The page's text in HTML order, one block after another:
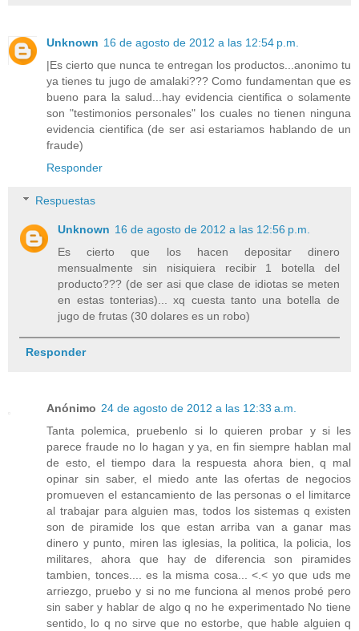
Unknown 16 de agosto de 2012 a las 12:54 p.m.
|Es cierto que nunca te entregan los productos...anonimo tu
ya tienes tu jugo de amalaki??? Como fundamentan que es
bueno para la salud...hay evidencia cientifica o solamente
son "testimonios personales" los cuales no tienen ninguna
evidencia cientifica (de ser asi estariamos hablando de un
fraude)
Responder
Respuestas
Unknown 16 de agosto de 2012 a las 12:56 p.m.
Es cierto que los hacen depositar dinero
mensualmente sin nisiquiera recibir 1 botella del
producto??? (de ser asi que clase de idiotas se meten
en estas tonterias)... xq cuesta tanto una botella de
jugo de frutas (30 dolares es un robo)
Responder
Anónimo 24 de agosto de 2012 a las 12:33 a.m.
Tanta polemica, pruebenlo si lo quieren probar y si les
parece fraude no lo hagan y ya, en fin siempre hablan mal
de esto, el tiempo dara la respuesta ahora bien, q mal
opinar sin saber, el miedo ante las ofertas de negocios
promueven el estancamiento de las personas o el limitarce
al trabajar para alguien mas, todos los sistemas q existen
son de piramide los que estan arriba van a ganar mas
dinero y punto, miren las iglesias, la politica, la policia, los
militares, ahora que hay de diferencia son piramides
tambien, tonces.... es la misma cosa... <.< yo que uds me
arriezgo, pruebo y si no me funciona al menos probé pero
sin saber y hablar de algo q no he experimentado No tiene
sentido, lo q no sirve que no estorbe, que hable alguien q